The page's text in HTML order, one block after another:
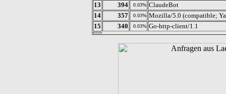
13
394 0.03% ClaudeBot
14
357 0.03% Mozilla/5.0 (compatible;
15
340 0.03% Go-http-client/1.1